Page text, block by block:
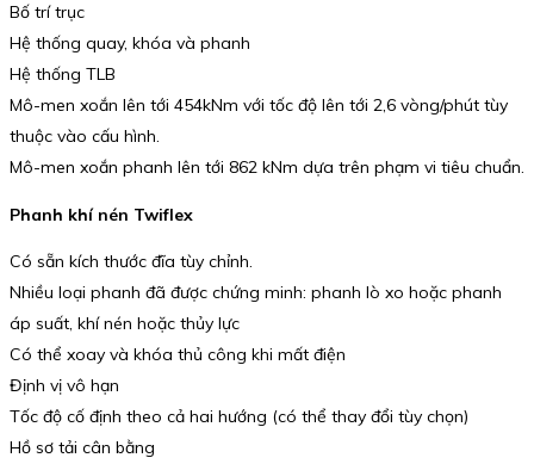
Bố trí trục
Hệ thống quay, khóa và phanh
Hệ thống TLB
Mô-men xoắn lên tới 454kNm với tốc độ lên tới 2,6 vòng/phút tùy
thuộc vào cấu hình.
Mô-men xoắn phanh lên tới 862 kNm dựa trên phạm vi tiêu chuẩn.
Phanh khí nén Twiflex
Có sẵn kích thước đĩa tùy chỉnh.
Nhiều loại phanh đã được chứng minh: phanh lò xo hoặc phanh
áp suất, khí nén hoặc thủy lực
Có thể xoay và khóa thủ công khi mất điện
Định vị vô hạn
Tốc độ cố định theo cả hai hướng (có thể thay đổi tùy chọn)
Hồ sơ tải cân bằng